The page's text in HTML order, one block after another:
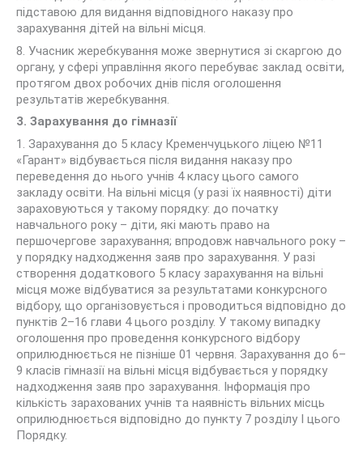
підставою для видання відповідного наказу про
зарахування дітей на вільні місця.
8. Учасник жеребкування може звернутися зі скаргою до
органу, у сфері управління якого перебуває заклад освіти,
протягом двох робочих днів після оголошення
результатів жеребкування.
3. Зарахування до гімназії
1. Зарахування до 5 класу Кременчуцького ліцею №11
«Гарант» відбувається після видання наказу про
переведення до нього учнів 4 класу цього самого
закладу освіти. На вільні місця (у разі їх наявності) діти
зараховуються у такому порядку: до початку
навчального року – діти, які мають право на
першочергове зарахування; впродовж навчального року –
у порядку надходження заяв про зарахування. У разі
створення додаткового 5 класу зарахування на вільні
місця може відбуватися за результатами конкурсного
відбору, що організовується і проводиться відповідно до
пунктів 2–16 глави 4 цього розділу. У такому випадку
оголошення про проведення конкурсного відбору
оприлюднюється не пізніше 01 червня. Зарахування до 6–
9 класів гімназії на вільні місця відбувається у порядку
надходження заяв про зарахування. Інформація про
кількість зарахованих учнів та наявність вільних місць
оприлюднюється відповідно до пункту 7 розділу І цього
Порядку.